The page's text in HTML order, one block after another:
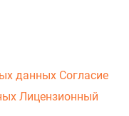
данных Согласие
Лицензионный